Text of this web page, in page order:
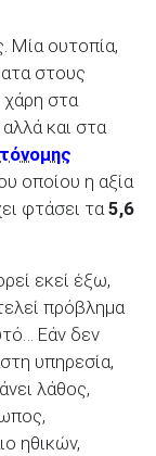
Μία ουτοπία,
στους
χάρη στα
και στα
οποίου η αξία
φτάσει τα 5,6
εκεί έξω,
πρόβλημα
Εάν δεν
υπηρεσία,
λάθος,
ηθικών,